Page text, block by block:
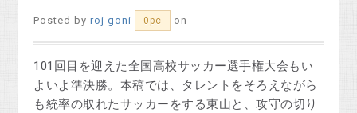
Posted byroj goni 0pc on
101回目を迎えた全国高校サッカー選手権大会もい
よいよ準決勝。本稿では、タレントをそろえながら
も統率の取れたサッカーをする東山と、攻守の切り